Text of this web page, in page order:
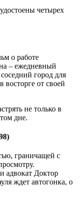
четырех
о работе
– ежедневный
город для
от своей
не только в
дне.
граничащей с
адвокат Доктор
ждет автогонка, о